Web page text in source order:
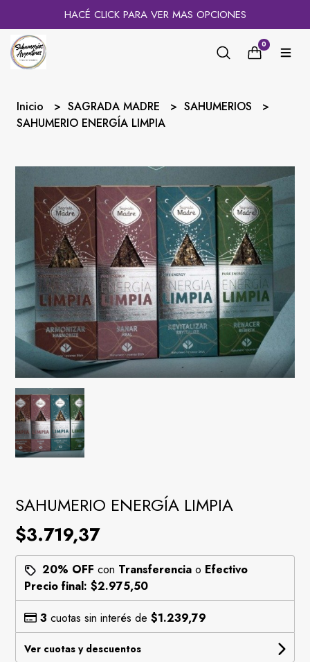
HACÉ CLICK PARA VER MAS OPCIONES
0
Inicio SAGRADA MADRE
SAHUMERIOS
SAHUMERIO ENERGÍA LIMPIA
SAHUMERIO ENERGÍA LIMPIA
$3.719,37
20% OFF con Transferencia o Efectivo
Precio final:$2.975,50
3 cuotas sin interés de$1.239,79
Ver cuotas y descuentos